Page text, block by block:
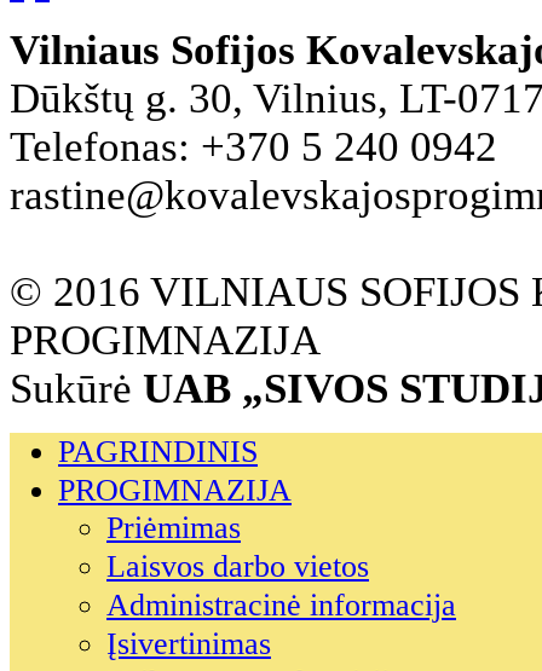
Vilniaus Sofijos
Dūkštų g. 30, Vilnius, LT-
Telefonas: +370 5 240 0942
© 2016 VILNIAUS SOFIJOS
PROGIMNAZIJA
Sukūrė UAB „SIVOS
PAGRINDINIS
PROGIMNAZIJA
Priėmimas
Laisvos darbo vietos
Administracinė informacija
Įsivertinimas